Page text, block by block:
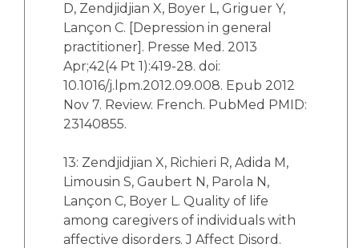
D, Zendjidjian X, Boyer L, Griguer Y,
Lançon C. [Depression in general
practitioner]. Presse Med. 2013
Apr;42(4 Pt 1):419-28. doi:
10.1016/j.lpm.2012.09.008. Epub 2012
Nov 7. Review. French. PubMed PMID:
23140855.
13: Zendjidjian X, Richieri R, Adida M,
Limousin S, Gaubert N, Parola N,
Lançon C, Boyer L. Quality of life
among caregivers of individuals with
affective disorders. J Affect Disord.